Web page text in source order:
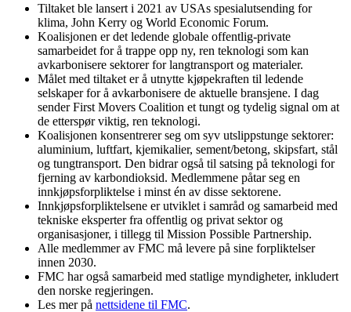
Tiltaket ble lansert i 2021 av USAs spesialutsending for
klima, John Kerry og World Economic Forum.
Koalisjonen er det ledende globale offentlig-private
samarbeidet for å trappe opp ny, ren teknologi som kan
avkarbonisere sektorer for langtransport og materialer.
Målet med tiltaket er å utnytte kjøpekraften til ledende
selskaper for å avkarbonisere de aktuelle bransjene. I dag
sender First Movers Coalition et tungt og tydelig signal om at
de etterspør viktig, ren teknologi.
Koalisjonen konsentrerer seg om syv utslippstunge sektorer:
aluminium, luftfart, kjemikalier, sement/betong, skipsfart, stål
og tungtransport. Den bidrar også til satsing på teknologi for
fjerning av karbondioksid. Medlemmene påtar seg en
innkjøpsforpliktelse i minst én av disse sektorene.
Innkjøpsforpliktelsene er utviklet i samråd og samarbeid med
tekniske eksperter fra offentlig og privat sektor og
organisasjoner, i tillegg til Mission Possible Partnership.
Alle medlemmer av FMC må levere på sine forpliktelser
innen 2030.
FMC har også samarbeid med statlige myndigheter, inkludert
den norske regjeringen.
Les mer på nettsidene til FMC.